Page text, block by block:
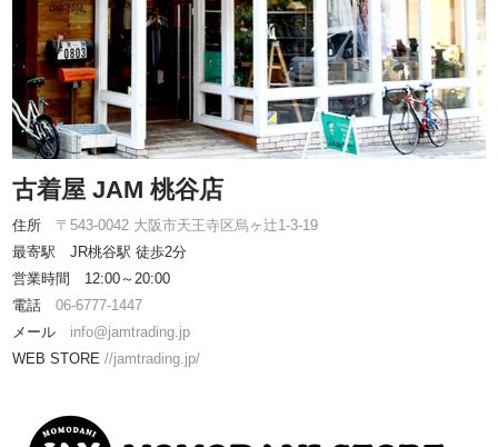
古着屋 JAM 桃谷店
住所 〒543-0042 大阪市天王寺区烏ヶ辻1-3-19
最寄駅 JR桃谷駅 徒歩2分
営業時間 12:00～20:00
電話06-6777-1447
メール info@jamtrading.jp
WEB STORE//jamtrading.jp/